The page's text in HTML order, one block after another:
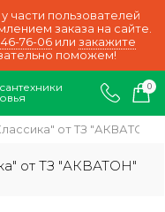
части пользователей
заказа на сайте.
76-06 или закажите
поможем!
0
от ТЗ "АКВАТОН"
от ТЗ "АКВАТОН"